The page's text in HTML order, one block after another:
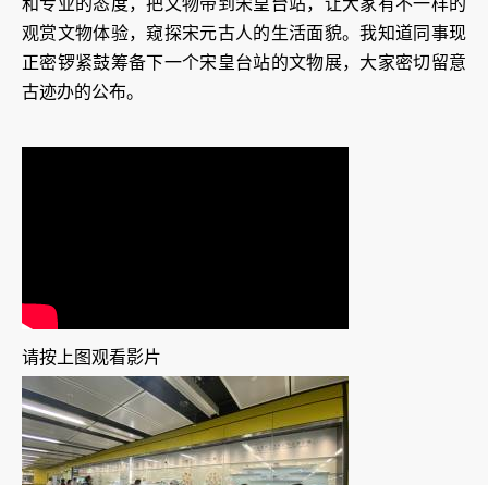
观赏文物体验，窥探宋元古人的生活面貌。我知道同事现
正密锣紧鼓筹备下一个宋皇台站的文物展，大家密切留意
古迹办的公布。
请按上图观看影片